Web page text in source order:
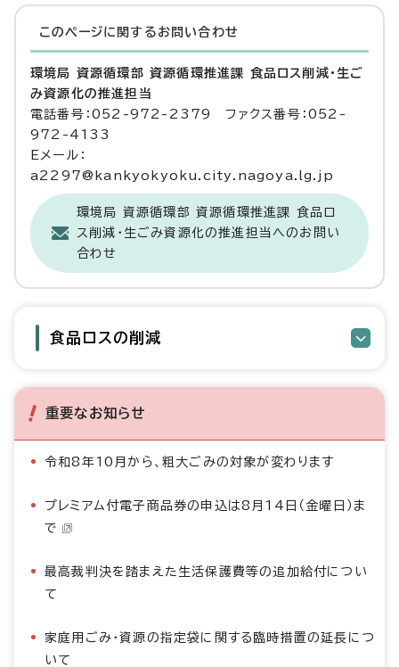
このページに関する お問い合わせ
環境局 資源循環部 資源循環推進課 食品ロス削減・生ご
み資源化の推進担当
電話番号：052-972-2379 ファクス番号：052-
972-4133
Eメール：
a2297@kankyokyoku.city.nagoya.lg.jp
環境局 資源循環部 資源循環推進課 食品ロ
ス削減・生ごみ資源化の推進担当へのお問い
合わせ
食品ロスの削減
重要なお知らせ
令和8年10月から、粗大ごみの対象が変わります
プレミアム付電子商品券の申込は8月14日（金曜日）ま
で
最高裁判決を踏まえた生活保護費等の追加給付につい
て
家庭用ごみ・資源の指定袋に関する臨時措置の延長につ
いて